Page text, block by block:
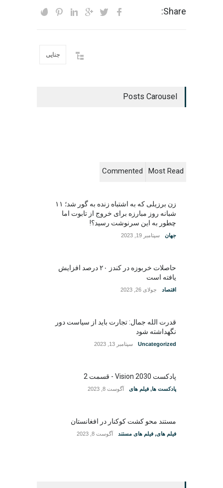
Share:
جنایی
Posts Carousel
Most Read
Commented
زن برزیلی که به اشتباه زنده به گور شد؛ ۱۱
شبانه روز مبارزه برای خروج از تابوت اما
چطور به این سرنوشت رسید؟!
جهان سپتامبر 19, 2023
حاصلات خربوزه در کندز ۲۰ درصد افزایش
یافته است
اقتصاد جولای 26, 2023
قدرت الله جمال: تجارت باید از سیاست دور
نگهداشته شود
Uncategorized سپتامبر 13, 2023
پادکست Vision 2030 - قسمت 2
پادکست ها, فیلم های آگوست 8, 2023
مستند محو کشت کوکنار در افغانستان
فیلم های, فیلم های مستند آگوست 8, 2023